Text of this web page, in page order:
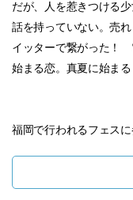
だが、人を惹きつける
話を持っていない。売
イッターで繋がった！
始まる恋。真夏に始まる
福岡で行われるフェスに